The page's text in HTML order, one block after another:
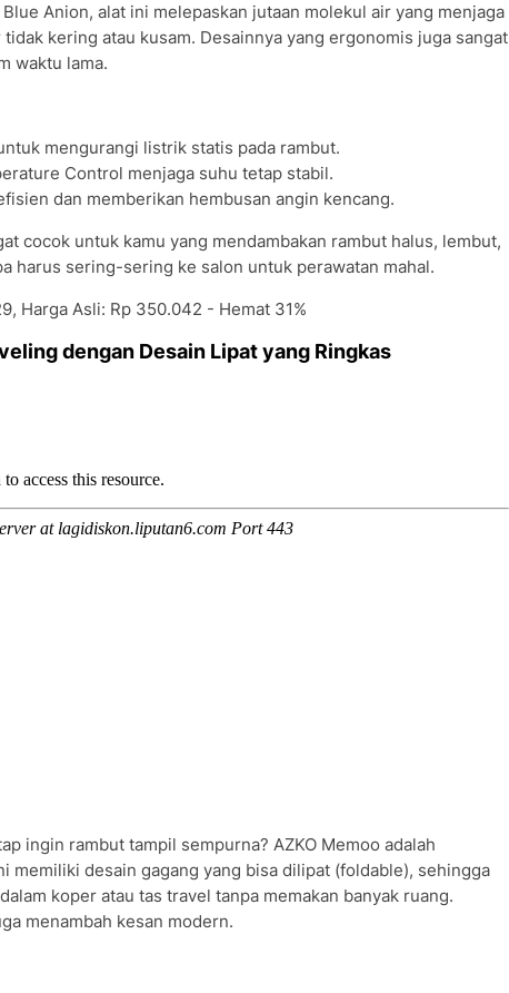
Anion, alat ini melepaskan jutaan molekul air yang menjaga
kering atau kusam. Desainnya yang ergonomis juga sangat
waktu lama.
mengurangi listrik statis pada rambut.
Control menjaga suhu tetap stabil.
dan memberikan hembusan angin kencang.
cocok untuk kamu yang mendambakan rambut halus, lembut,
harus sering-sering ke salon untuk perawatan mahal.
Harga Asli: Rp 350.042 - Hemat 31%
dengan Desain Lipat yang Ringkas
ingin rambut tampil sempurna? AZKO Memoo adalah
memiliki desain gagang yang bisa dilipat (foldable), sehingga
koper atau tas travel tanpa memakan banyak ruang.
menambah kesan modern.